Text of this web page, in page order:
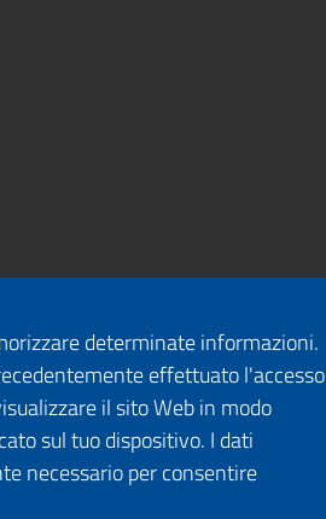
determinate informazioni.
effettuato l'accesso
il sito Web in modo
sul tuo dispositivo. I dati
necessario per consentire